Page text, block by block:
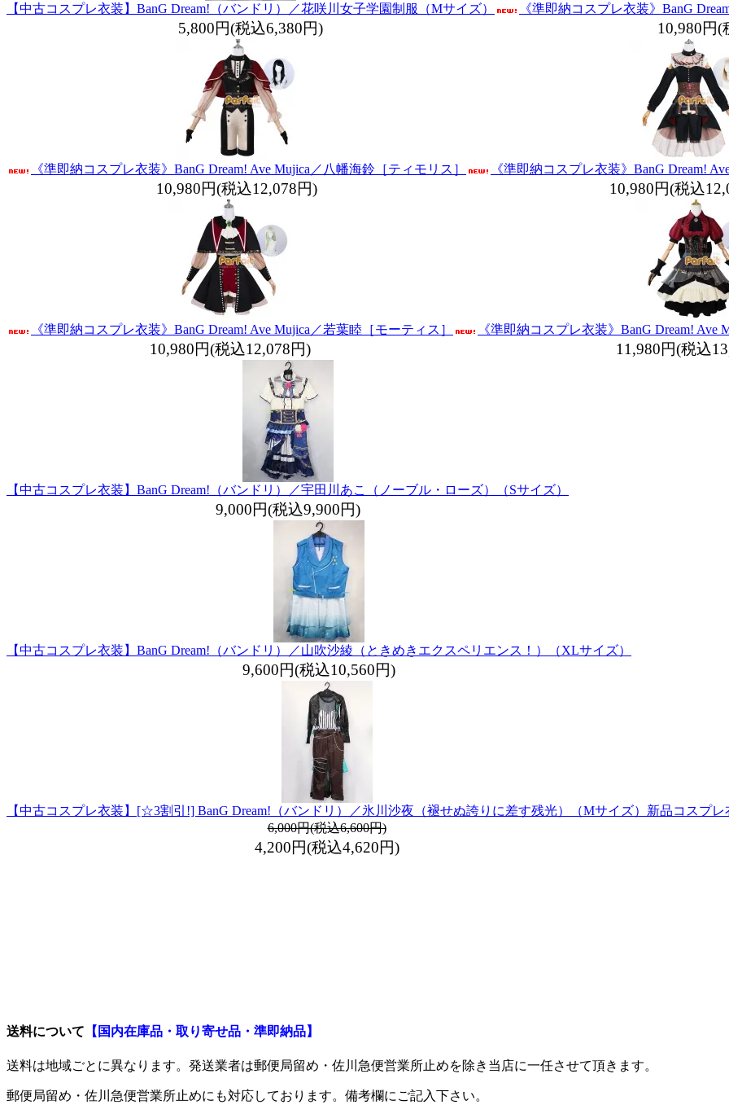
【中古コスプレ衣装】BanG Dream!（バンドリ）／花咲川女子学園制服（Mサイズ）
5,800円(税込6,380円)
《準即納コスプレ衣装》BanG
10,980円(
《準即納コスプレ衣装》BanG Dream! Ave Mujica／八幡海鈴［ティモリス］
10,980円(税込12,078円)
《準即納コスプレ衣装》BanG Dream!
10,980円(税込
《準即納コスプレ衣装》BanG Dream! Ave Mujica／若葉睦［モーティス］
10,980円(税込12,078円)
《準即納コスプレ衣装》BanG Dream! Ave
11,980円(税込
【中古コスプレ衣装】BanG Dream!（バンドリ）／宇田川あこ（ノーブル・ローズ）（Sサイズ）
9,000円(税込9,900円)
【中古コスプレ衣装】BanG Dream!（バンドリ）／山吹沙綾（ときめきエクスペリエンス！）（XLサイズ）
9,600円(税込10,560円)
【中古コスプレ衣装】[☆3割引!] BanG Dream!（バンドリ）／氷川沙夜（褪せぬ誇りに差す残光）（Mサイズ）
6,000円(税込6,600円)
4,200円(税込4,620円)
新品コスプレ
送料について 【国内在庫品・取り寄せ品・準即納品】
送料は地域ごとに異なります。発送業者は郵便局留め・佐川急便営業所止めを除き当店に一任させて頂きます。
郵便局留め・佐川急便営業所止めにも対応しております。備考欄にご記入下さい。